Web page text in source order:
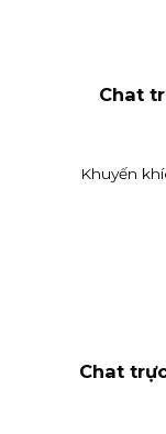
Chat
Khuyến
Chat